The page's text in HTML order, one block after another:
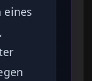
eines